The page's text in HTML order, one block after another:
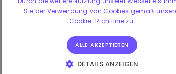
0.867648 € 0.00% 3.4B
Sie der Verwendung von Cookies gemäß
Cookie-Richtlinie zu.
ALLE AKZEPTIEREN
DETAILS ANZEIGEN